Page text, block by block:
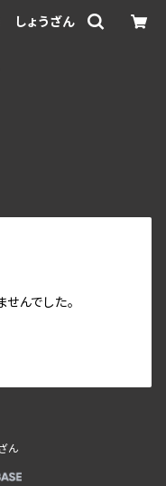
しょうざん
んでした。
ん